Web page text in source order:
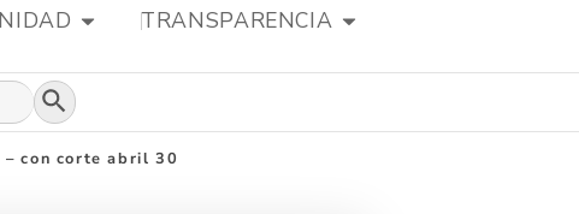
TRANSPARENCIA
Botón de búsqueda
con corte abril 30